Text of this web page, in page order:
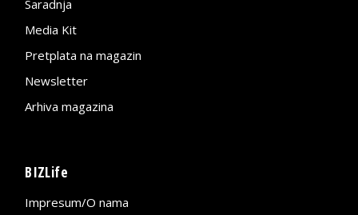
Saradnja
Media Kit
Pretplata na magazin
Newsletter
Arhiva magazina
BIZLife
Impresum/O nama